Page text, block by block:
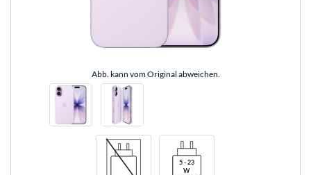
Abb. kann vom Original abweichen.